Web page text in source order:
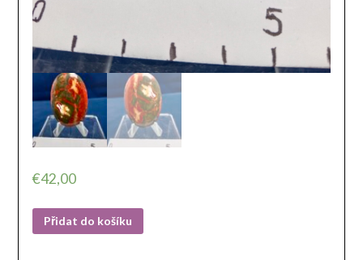
€42,00
Přidat do košíku